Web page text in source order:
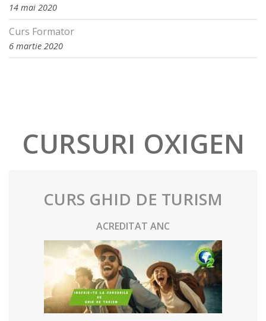
14 mai 2020
Curs Formator
6 martie 2020
CURSURI OXIGEN
CURS GHID DE TURISM
ACREDITAT ANC